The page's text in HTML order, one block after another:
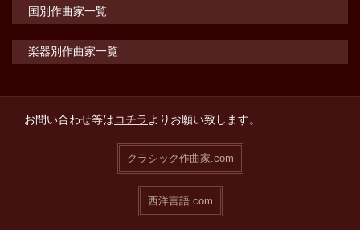
国別作曲家一覧
楽器別作曲家一覧
お問い合わせ等はコチラよりお願い致します。
クラシック作曲家.com
西洋言語.com